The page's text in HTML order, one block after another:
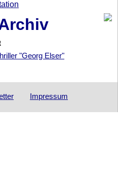
"Georg Elser"
Impressum